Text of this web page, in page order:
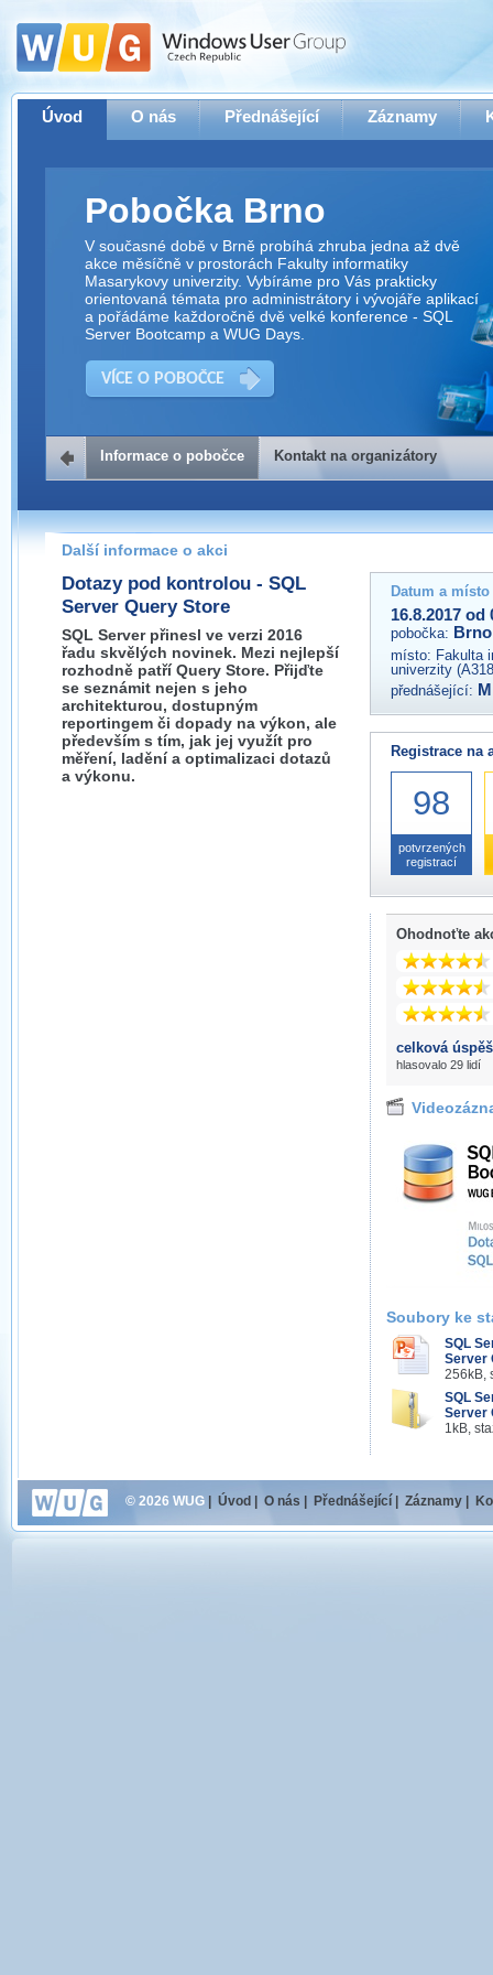
Úvod O nás Přednášející Záznamy
Pobočka Brno
V současné době v Brně probíhá zhruba jedna až dvě
akce měsíčně v prostorách Fakulty informatiky
Masarykovy univerzity. Vybíráme pro Vás prakticky
orientovaná témata pro administrátory i vývojáře aplikací
a pořádáme každoročně dvě velké konference - SQL
Server Bootcamp a WUG Days.
VÍCE O POBOČCE
Kontakt na organizátory
Pokud máte jakýkoliv dotaz na organizátory této akce,
prosím neváhejte nás kontaktovat na e-mailu:
brno@wug.cz
Informace o pobočce Kontakt na organizátory
Další informace o akci
Dotazy pod kontrolou - SQL
Server Query Store
SQL Server přinesl ve verzi 2016
řadu skvělých novinek. Mezi nejlepší
rozhodně patří Query Store. Přijďte
se seznámit nejen s jeho
architekturou, dostupným
reportingem či dopady na výkon, ale
především s tím, jak jej využít pro
měření, ladění a optimalizaci dotazů
a výkonu.
Datum a
16.8.2017 od
pobočka: Brno
místo: Fakulta
univerzity
přednášející:
Registrace na
98
potvrzených
registrací
Ohodnoťte
celková
hlasovalo 29 lidí
Soubory ke
SQL
Server
256kB,
SQL
Server
1kB,
© 2026 WUG Úvod O nás Přednášející Záznamy